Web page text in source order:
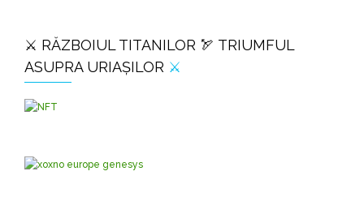
⚔️ RĂZBOIUL TITANILOR 🏹 TRIUMFUL
ASUPRA URIAȘILOR ⚔️